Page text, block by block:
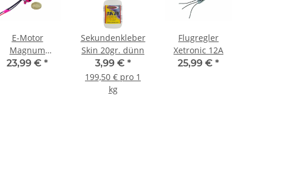
E-Motor
Magnum
A2204/14-Bl
23,99 € *
Sekundenkleber
Skin 20gr. dünn
3,99 € *
199,50 € pro 1
kg
Flugregler
Xetronic 12A
25,99 € *